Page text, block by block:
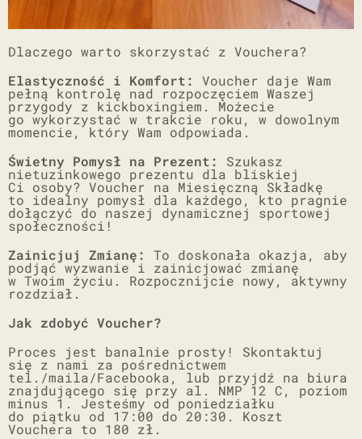
Dlaczego warto skorzystać z Vouchera?
Elastyczność i Komfort:
Voucher daje Wam
pełną kontrolę nad rozpoczęciem Waszej
przygody z kickboxingiem. Możecie
go wykorzystać w trakcie roku, w dowolnym
momencie, który Wam odpowiada.
Świetny Pomysł na Prezent:
Szukasz
nietuzinkowego prezentu dla bliskiej
Ci osoby? Voucher na Miesięczną Składkę
to idealny pomysł dla każdego, kto pragnie
dołączyć do naszej dynamicznej sportowej
społeczności!
Zainicjuj Zmianę:
To doskonała okazja, aby
podjąć wyzwanie i zainicjować zmianę
w Twoim życiu. Rozpocznijcie nowy, aktywny
rozdział.
Jak zdobyć Voucher?
Proces jest banalnie prosty! Skontaktuj
się z nami za pośrednictwem
tel./maila/Facebooka, lub przyjdź na biura
znajdującego się przy al. NMP 12 C, poziom
minus 1. Jesteśmy od poniedziałku
do piątku od 17:00 do 20:30. Koszt
Vouchera to 180 zł.